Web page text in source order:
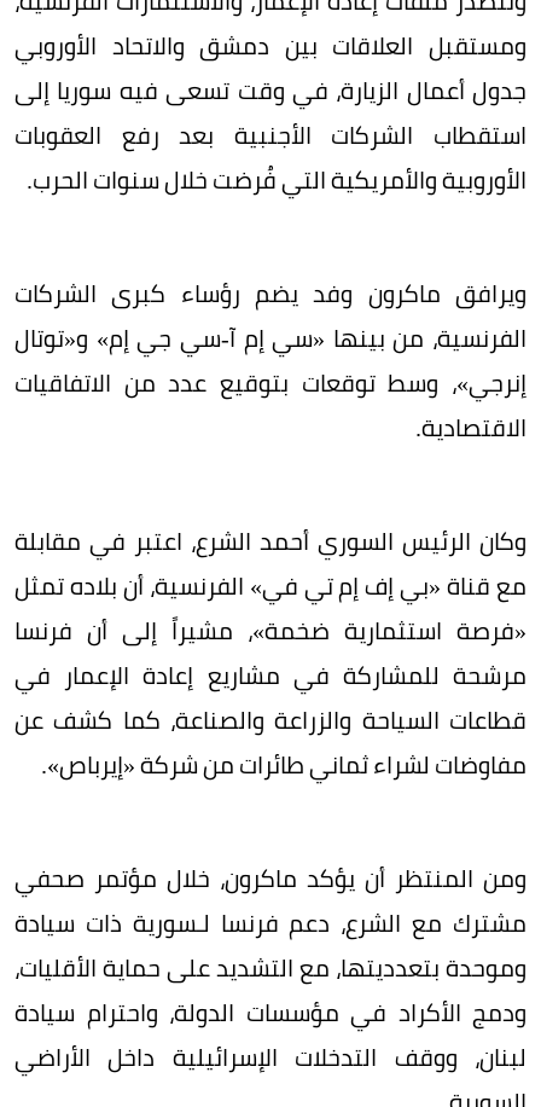
ومستقبل العلاقات بين دمشق والاتحاد الأوروبي
جدول أعمال الزيارة، في وقت تسعى فيه سوريا إلى
استقطاب الشركات الأجنبية بعد رفع العقوبات
الأوروبية والأمريكية التي فُرضت خلال سنوات الحرب.
ويرافق ماكرون وفد يضم رؤساء كبرى الشركات
الفرنسية، من بينها «سي إم آ-سي جي إم» و«توتال
إنرجي»، وسط توقعات بتوقيع عدد من الاتفاقيات
الاقتصادية.
وكان الرئيس السوري أحمد الشرع، اعتبر في مقابلة
مع قناة «بي إف إم تي في» الفرنسية، أن بلاده تمثل
«فرصة استثمارية ضخمة»، مشيراً إلى أن فرنسا
مرشحة للمشاركة في مشاريع إعادة الإعمار في
قطاعات السياحة والزراعة والصناعة، كما كشف عن
مفاوضات لشراء ثماني طائرات من شركة «إيرباص».
ومن المنتظر أن يؤكد ماكرون، خلال مؤتمر صحفي
مشترك مع الشرع، دعم فرنسا لـسورية ذات سيادة
وموحدة بتعدديتها، مع التشديد على حماية الأقليات،
ودمج الأكراد في مؤسسات الدولة، واحترام سيادة
لبنان، ووقف التدخلات الإسرائيلية داخل الأراضي